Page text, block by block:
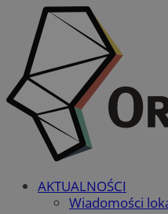
AKTUALNOŚCI
Wiadomości